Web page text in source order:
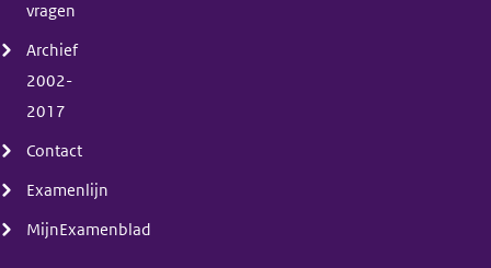
vragen
Archief
2002-
2017
Contact
Examenlijn
MijnExamenblad